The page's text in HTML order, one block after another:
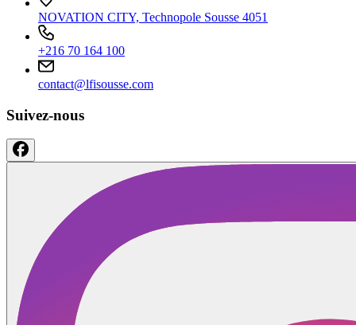
NOVATION CITY, Technopole Sousse 4051
+216 70 164 100
contact@lfisousse.com
Suivez-nous